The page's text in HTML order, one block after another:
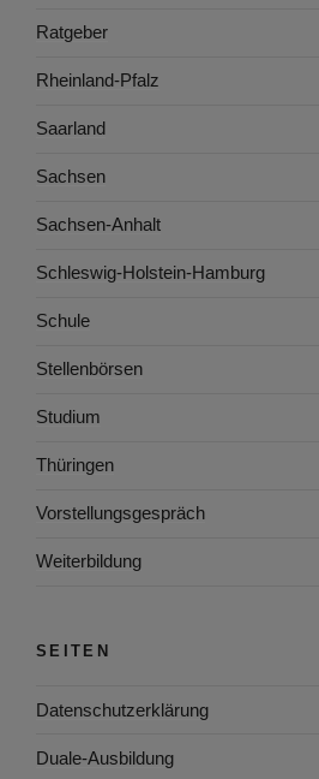
Ratgeber
Rheinland-Pfalz
Saarland
Sachsen
Sachsen-Anhalt
Schleswig-Holstein-Hamburg
Schule
Stellenbörsen
Studium
Thüringen
Vorstellungsgespräch
Weiterbildung
SEITEN
Datenschutzerklärung
Duale-Ausbildung